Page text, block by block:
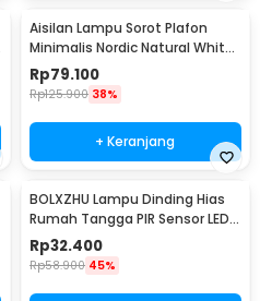
Aisilan Lampu Sorot Plafon
Minimalis Nordic Natural White
4000K 7W - MSD52
Rp79.100
Rp125.900 38%
+ Keranjang
BOLXZHU Lampu Dinding Hias
Rumah Tangga PIR Sensor LED
Warm White 3W - HCGY003
Rp32.400
Rp58.900 45%